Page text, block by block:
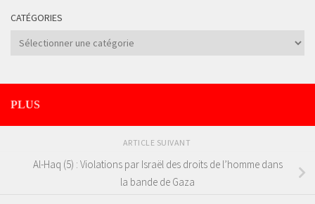
CATÉGORIES
Catégories
PLUS
ARTICLE SUIVANT
Al-Haq (5) : Violations par Israël des droits de l’homme dans
la bande de Gaza